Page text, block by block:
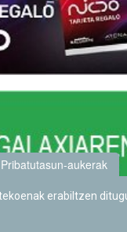
Pribatutasun-aukerak
erabiltzen